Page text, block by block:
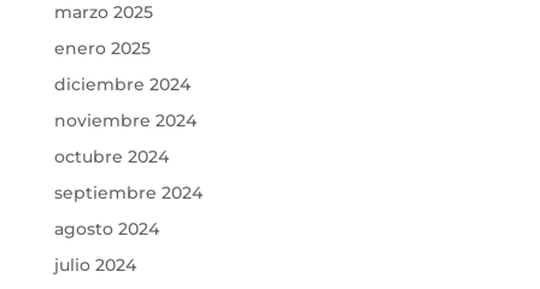
marzo 2025
enero 2025
diciembre 2024
noviembre 2024
octubre 2024
septiembre 2024
agosto 2024
julio 2024